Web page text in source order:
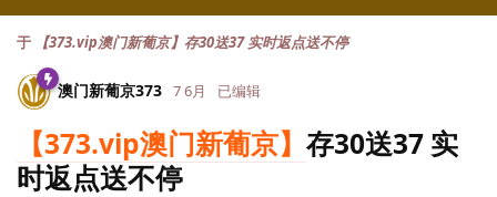
于 【373.vip澳门新葡京】存30送37 实时返点送不停
澳门新葡京373 7 6月 已编辑
【373.vip澳门新葡京】 存30送37 实
时返点送不停